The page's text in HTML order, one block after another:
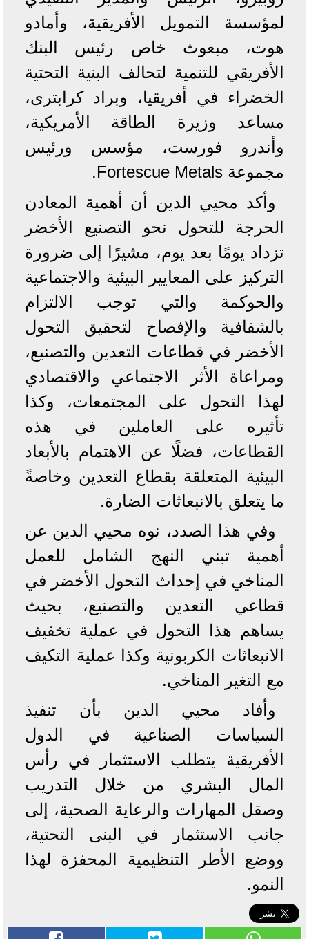
لمؤسسة التمويل الأفريقية، وأمادو
هوت، مبعوث خاص رئيس البنك
الأفريقي للتنمية لتحالف البنية التحتية
الخضراء في أفريقيا، وبراد كرابترى،
مساعد وزيرة الطاقة الأمريكية،
وأندرو فورست، مؤسس ورئيس
مجموعة Fortescue Metals.
وأكد محيي الدين أن أهمية المعادن
الحرجة للتحول نحو التصنيع الأخضر
تزداد يومًا بعد يوم، مشيرًا إلى ضرورة
التركيز على المعايير البيئية والاجتماعية
والحوكمة والتي توجب الالتزام
بالشفافية والإفصاح لتحقيق التحول
الأخضر في قطاعات التعدين والتصنيع،
ومراعاة الأثر الاجتماعي والاقتصادي
لهذا التحول على المجتمعات، وكذا
تأثيره على العاملين في هذه
القطاعات، فضلًا عن الاهتمام بالأبعاد
البيئية المتعلقة بقطاع التعدين وخاصةً
ما يتعلق بالانبعاثات الضارة.
وفي هذا الصدد، نوه محيي الدين عن
أهمية تبني النهج الشامل للعمل
المناخي في إحداث التحول الأخضر في
قطاعي التعدين والتصنيع، بحيث
يساهم هذا التحول في عملية تخفيف
الانبعاثات الكربونية وكذا عملية التكيف
مع التغير المناخي.
وأفاد محيي الدين بأن تنفيذ
السياسات الصناعية في الدول
الأفريقية يتطلب الاستثمار في رأس
المال البشري من خلال التدريب
وصقل المهارات والرعاية الصحية، إلى
جانب الاستثمار في البنى التحتية،
ووضع الأطر التنظيمية المحفزة لهذا
النمو.